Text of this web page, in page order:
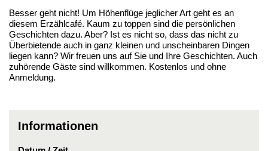
Besser geht nicht! Um Höhenflüge jeglicher Art geht es an
diesem Erzählcafé. Kaum zu toppen sind die persönlichen
Geschichten dazu. Aber? Ist es nicht so, dass das nicht zu
Überbietende auch in ganz kleinen und unscheinbaren Dingen
liegen kann? Wir freuen uns auf Sie und Ihre Geschichten. Auch
zuhörende Gäste sind willkommen. Kostenlos und ohne
Anmeldung.
Informationen